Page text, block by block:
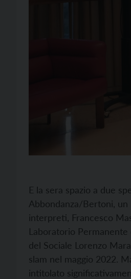
E la sera spazio a due
Abbondanza/Bertoni,
interpreti, Francesco
Laboratorio
del Sociale Lorenzo
slam nel maggio 2022.
intitolato